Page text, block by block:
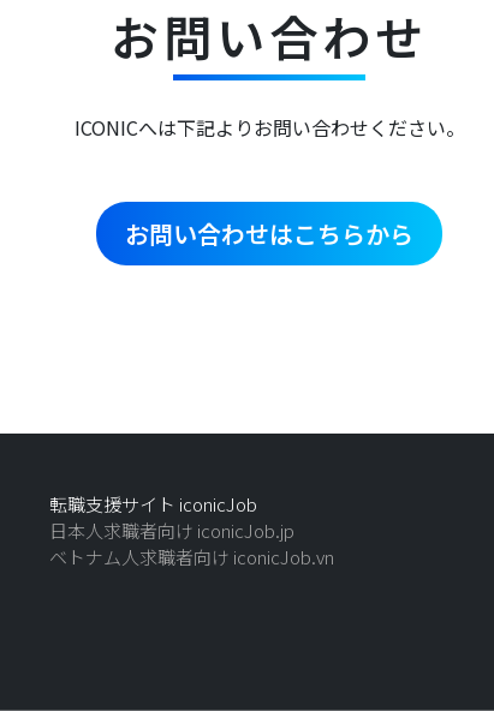
お問い合わせ
ICONICへは下記よりお問い合わせください。
お問い合わせはこちらから
転職支援サイト iconicJob
日本人求職者向け iconicJob.jp
ベトナム人求職者向け iconicJob.vn